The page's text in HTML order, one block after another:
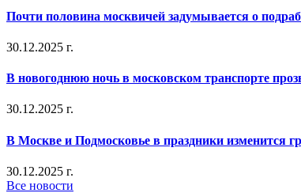
Почти половина москвичей задумывается о
30.12.2025 г.
В новогоднюю ночь в московском транспорте
30.12.2025 г.
В Москве и Подмосковье в праздники изменится
30.12.2025 г.
Все новости